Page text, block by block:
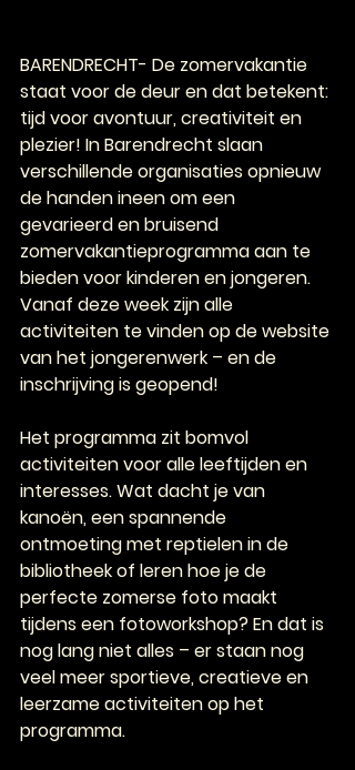
BARENDRECHT- De zomervakantie
staat voor de deur en dat betekent:
tijd voor avontuur, creativiteit en
plezier! In Barendrecht slaan
verschillende organisaties opnieuw
de handen ineen om een
gevarieerd en bruisend
zomervakantieprogramma aan te
bieden voor kinderen en jongeren.
Vanaf deze week zijn alle
activiteiten te vinden op de website
van het jongerenwerk – en de
inschrijving is geopend!
Het programma zit bomvol
activiteiten voor alle leeftijden en
interesses. Wat dacht je van
kanoën, een spannende
ontmoeting met reptielen in de
bibliotheek of leren hoe je de
perfecte zomerse foto maakt
tijdens een fotoworkshop? En dat is
nog lang niet alles – er staan nog
veel meer sportieve, creatieve en
leerzame activiteiten op het
programma.